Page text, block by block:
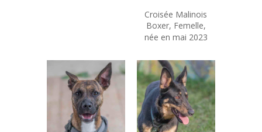
Croisée Malinois
Boxer, Femelle,
née en mai 2023